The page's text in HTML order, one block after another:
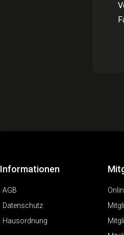
Informationen
AGB
Datenschutz
Hausordnung